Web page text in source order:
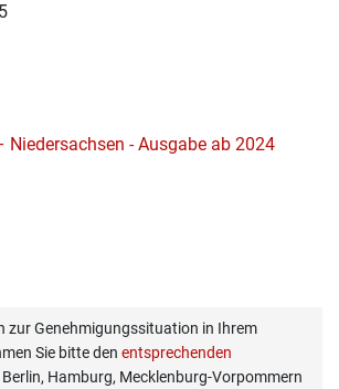
Niedersachsen - Ausgabe ab 2024
zur Genehmigungssituation in Ihrem
Sie bitte den entsprechenden
Berlin, Hamburg, Mecklenburg-Vorpommern